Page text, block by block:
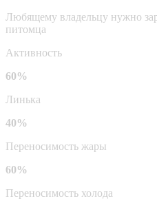
Любящему владельцу нужно
питомца
Активность
60%
Линька
40%
Переносимость жары
60%
Переносимость холода